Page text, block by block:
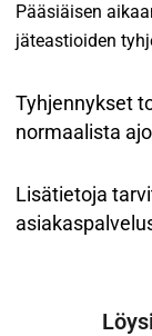
Pääsiäisen
jäteastioiden
Tyhjennykset
normaalista
Lisätietoja